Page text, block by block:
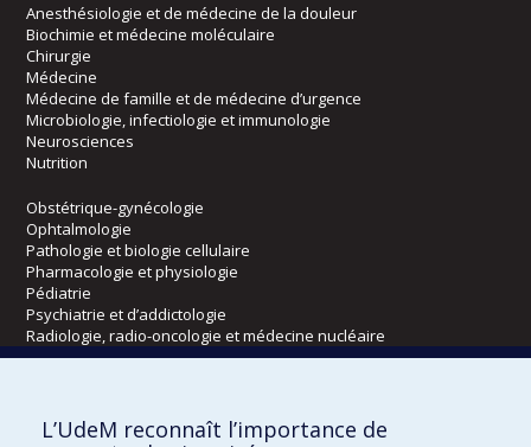
Anesthésiologie et de médecine de la douleur
Biochimie et médecine moléculaire
Chirurgie
Médecine
Médecine de famille et de médecine d’urgence
Microbiologie, infectiologie et immunologie
Neurosciences
Nutrition
Obstétrique-gynécologie
Ophtalmologie
Pathologie et biologie cellulaire
Pharmacologie et physiologie
Pédiatrie
Psychiatrie et d’addictologie
Radiologie, radio-oncologie et médecine nucléaire
Écoles
L’UdeM reconnaît l’importance de